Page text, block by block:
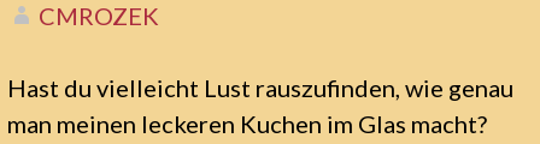
CMROZEK
Hast du vielleicht Lust rauszufinden, wie genau
man meinen leckeren Kuchen im Glas macht?